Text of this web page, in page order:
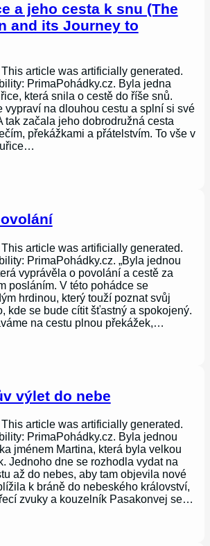
a jeho cesta k snu (The
and its Journey to
article was artificially generated.
PrimaPohádky.cz. Byla jedna
která snila o cestě do říše snů.
vypraví na dlouhou cestu a splní si své
tak začala jeho dobrodružná cesta
překážkami a přátelstvím. To vše v
article was artificially generated.
PrimaPohádky.cz. „Byla jednou
vyprávěla o povolání a cestě za
posláním. V této pohádce se
hrdinou, který touží poznat svůj
kde se bude cítit šťastný a spokojený.
na cestu plnou překážek,…
výlet do nebe
article was artificially generated.
PrimaPohádky.cz. Byla jednou
jménem Martina, která byla velkou
Jednoho dne se rozhodla vydat na
až do nebes, aby tam objevila nové
k bráně do nebeského království,
zvuky a kouzelník Pasakonvej se…